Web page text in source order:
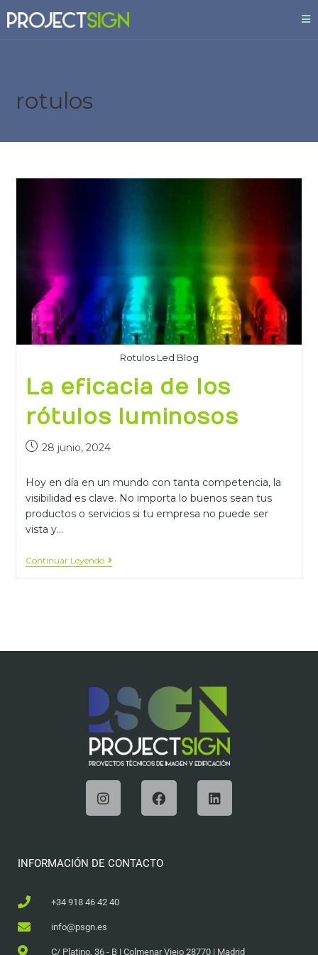
rotulos
Rotulos Led Blog
La eficacia de los
rótulos luminosos
28 junio, 2024
Hoy en día en un mundo con tanta competencia, la
visibilidad es clave. No importa lo buenos sean tus
productos o servicios si tu empresa no puede ser
vista y…
Continuar Leyendo
INFORMACIÓN DE CONTACTO
+34 918 46 42 40
info@psgn.es
C/ Platino, 36 - B | Colmenar Viejo 28770 | Madrid